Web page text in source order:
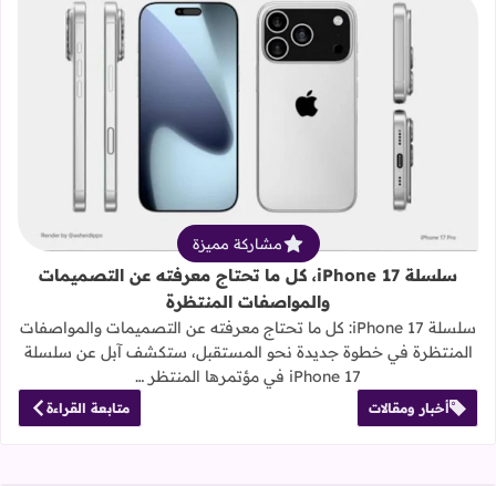
قراءة المزيد عن سلسلة iPhone 17، كل ما تحتاج معرفته عن التصميمات والمواصفات المنتظرة
مشاركة مميزة
سلسلة iPhone 17، كل ما تحتاج معرفته عن التصميمات
والمواصفات المنتظرة
سلسلة iPhone 17: كل ما تحتاج معرفته عن التصميمات والمواصفات
المنتظرة في خطوة جديدة نحو المستقبل، ستكشف آبل عن سلسلة
iPhone 17 في مؤتمرها المنتظر …
أخبار ومقالات متابعة القراءة